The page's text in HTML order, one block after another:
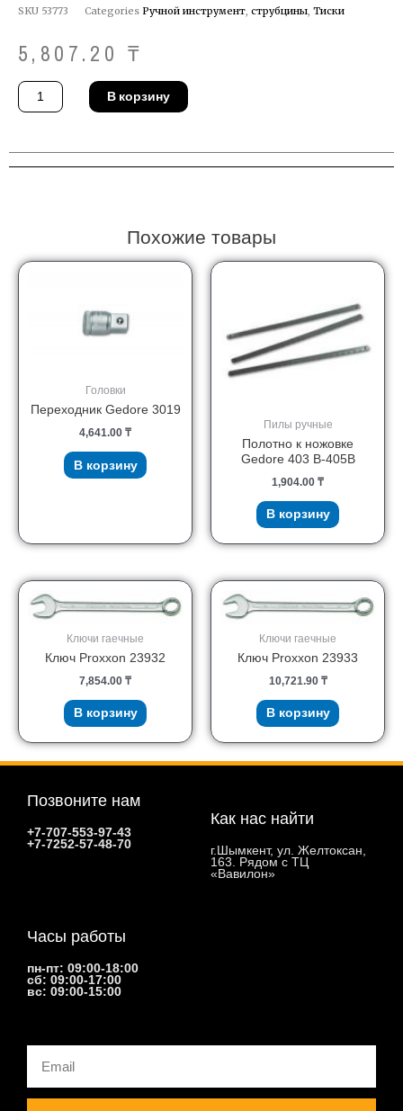
SKU 53773 Categories Ручной инструмент, струбцины, Тиски
5,807.20 ₸
Количество
товара
Струбцина
122
В корзину
Похожие товары
Головки
Переходник Gedore 3019
4,641.00 ₸
В корзину
Пилы ручные
Полотно к ножовке
Gedore 403 B-405B
1,904.00 ₸
В корзину
Ключи гаечные
Ключ Proxxon 23932
7,854.00 ₸
В корзину
Ключи гаечные
Ключ Proxxon 23933
10,721.90 ₸
В корзину
Позвоните нам
+7-707-553-97-43
+7-7252-57-48-70
Как нас найти
г.Шымкент, ул. Желтоксан,
163. Рядом с ТЦ
«Вавилон»
Часы работы
пн-пт: 09:00-18:00
сб: 09:00-17:00
вс: 09:00-15:00
Email